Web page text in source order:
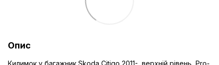
Опис
Килимок у багажник Skoda Citigo 2011-, верхній рівень, Pro-